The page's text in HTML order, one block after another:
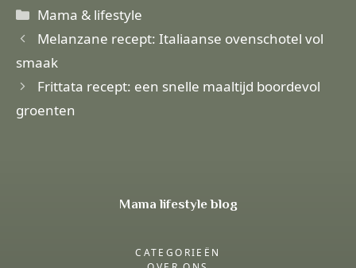
Categorieën
Mama & lifestyle
Melanzane recept: Italiaanse ovenschotel vol
smaak
Frittata recept: een snelle maaltijd boordevol
groenten
Mama lifestyle blog
CATEGORIEËN